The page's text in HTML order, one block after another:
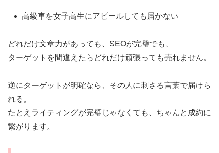
高級車を女子高生にアピールしても届かない
どれだけ文章力があっても、SEOが完璧でも、
ターゲットを間違えたらどれだけ頑張っても売れません。
逆にターゲットが明確なら、その人に刺さる言葉で届けら
れる。
たとえライティングが完璧じゃなくても、ちゃんと成約に
繋がります。